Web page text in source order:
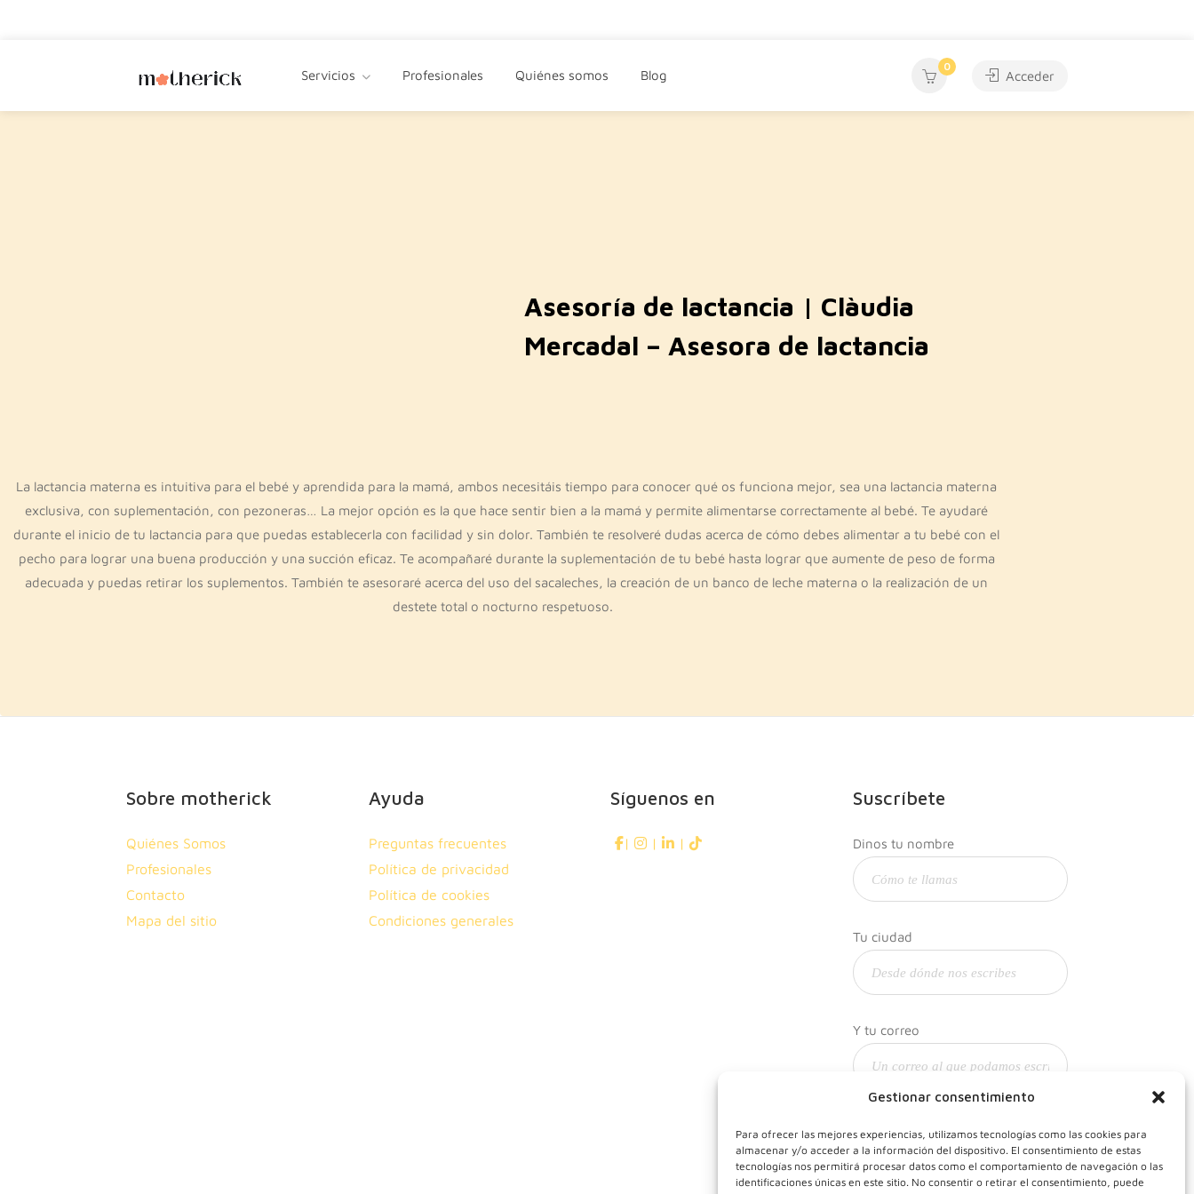
Gestionar consentimiento
Para ofrecer las mejores experiencias, utilizamos tecnologías como las cookies para
almacenar y/o acceder a la información del dispositivo. El consentimiento de estas
tecnologías nos permitirá procesar datos como el comportamiento de navegación o las
identificaciones únicas en este sitio. No consentir o retirar el consentimiento, puede
Servicios Profesionales Quiénes somos Blog
0
Acceder
Asesoría de lactancia | Clàudia
Mercadal – Asesora de lactancia
La lactancia materna es intuitiva para el bebé y aprendida para la mamá, ambos necesitáis tiempo para conocer qué os funciona mejor, sea una lactancia materna
exclusiva, con suplementación, con pezoneras… La mejor opción es la que hace sentir bien a la mamá y permite alimentarse correctamente al bebé. Te ayudaré
durante el inicio de tu lactancia para que puedas establecerla con facilidad y sin dolor. También te resolveré dudas acerca de cómo debes alimentar a tu bebé con el
pecho para lograr una buena producción y una succión eficaz. Te acompañaré durante la suplementación de tu bebé hasta lograr que aumente de peso de forma
adecuada y puedas retirar los suplementos. También te asesoraré acerca del uso del sacaleches, la creación de un banco de leche materna o la realización de un
destete total o nocturno respetuoso.
Sobre motherick
Quiénes Somos
Profesionales
Contacto
Mapa del sitio
Ayuda
Preguntas frecuentes
Política de privacidad
Política de cookies
Condiciones generales
Síguenos en
| | |
Suscríbete
Dinos tu nombre
Tu ciudad
Y tu correo